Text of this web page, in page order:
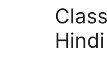
Hindi